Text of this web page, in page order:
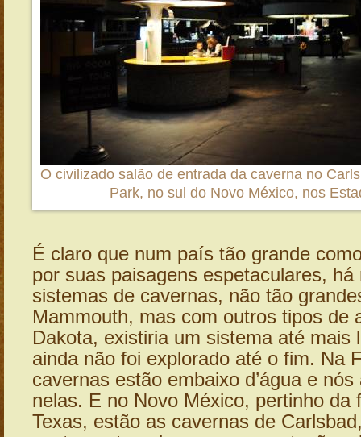
O civilizado salão de entrada da caverna no
Park, no sul do Novo México, nos
É claro que num país tão grande
por suas paisagens espetaculares,
sistemas de cavernas, não tão
Mammouth, mas com outros tipos de
Dakota, existiria um sistema até mais
ainda não foi explorado até o fim. Na
cavernas estão embaixo d’água e
nelas. E no Novo México, pertinho da
Texas, estão as cavernas de